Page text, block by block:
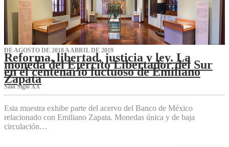
DE AGOSTO DE 2018 A ABRIL DE 2019
Reforma, libertad, justicia y ley. La
moneda del Ejército Libertador del Sur
en el centenario luctuoso de Emiliano
Zapata
Sala Siglo XX
Esta muestra exhibe parte del acervo del Banco de México
relacionado con Emiliano Zapata. Monedas única y de baja
circulación…